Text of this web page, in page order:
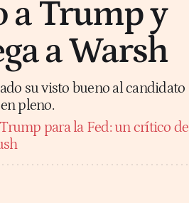
a Trump y
a Warsh
su visto bueno al candidato
pleno.
para la Fed: un crítico de